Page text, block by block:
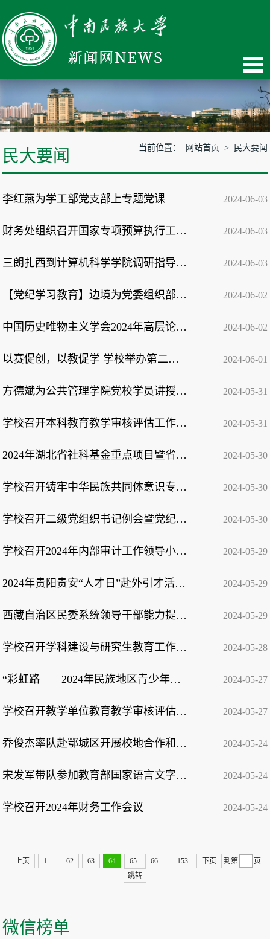
民大要闻 当前位置： 网站首页 > 民大要闻
李红燕为学工部党支部上专题党课 2024-06-03
财务处组织召开国家专项预算执行工作推进会 2024-06-03
三朗扎西到计算机科学学院调研指导工作 2024-06-03
【党纪学习教育】边境为党委组织部党支部讲授党纪学习教育专题党课 2024-06-02
中国历史唯物主义学会2024年高层论坛暨“‘两个结合’与唯物史观”研讨会在我校举... 2024-06-02
以赛促创，以教促学 学校举办第二届学生教学技能大赛 2024-06-01
方德斌为公共管理学院党校学员讲授专题党课 2024-05-31
学校召开本科教育教学审核评估工作推进会 2024-05-31
2024年湖北省社科基金重点项目暨省新型智库项目开题报告会顺利举行 2024-05-30
学校召开铸牢中华民族共同体意识专项巡察动员部署会 2024-05-30
学校召开二级党组织书记例会暨党纪学习教育交流研讨会 2024-05-30
学校召开2024年内部审计工作领导小组会议 2024-05-29
2024年贵阳贵安“人才日”赴外引才活动走进我校 2024-05-29
西藏自治区民委系统领导干部能力提升培训班在我校开班 2024-05-29
学校召开学科建设与研究生教育工作专题会议 2024-05-28
“彩虹路——2024年民族地区青少年艺术教育公益行”活动在我校启动 2024-05-27
学校召开教学单位教育教学审核评估自评自建工作检查专家意见反馈会 2024-05-27
乔俊杰率队赴鄂城区开展校地合作和访企拓岗促就业系列活动 2024-05-24
宋发军带队参加教育部国家语言文字推广基地骨干人员培训并作专题发言 2024-05-24
学校召开2024年财务工作会议 2024-05-24
上页 1 ... 62 63 64 65 66 ... 153 下页 到第
页
跳转
微信榜单